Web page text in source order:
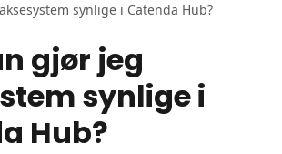
synlige i Catenda Hub?
gjør jeg
synlige i
Hub?